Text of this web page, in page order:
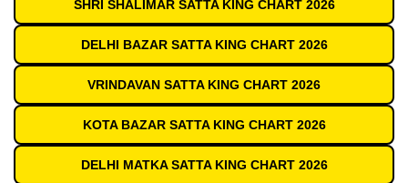
SHRI SHALIMAR SATTA KING CHART 2026
DELHI BAZAR SATTA KING CHART 2026
VRINDAVAN SATTA KING CHART 2026
KOTA BAZAR SATTA KING CHART 2026
DELHI MATKA SATTA KING CHART 2026